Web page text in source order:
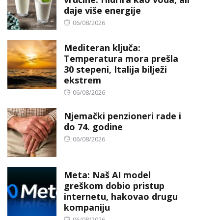
daje više energije
Posted
06/08/2026
Mediteran ključa:
Temperatura mora prešla
30 stepeni, Italija bilježi
ekstrem
Posted
06/08/2026
Njemački penzioneri rade i
do 74. godine
Posted
06/08/2026
Meta: Naš AI model
greškom dobio pristup
internetu, hakovao drugu
kompaniju